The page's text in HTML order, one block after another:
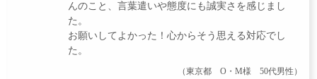
んのこと、言葉遣いや態度にも誠実さを感じまし
た。
お願いしてよかった！心からそう思える対応でし
た。
（東京都 O・M様 50代男性）